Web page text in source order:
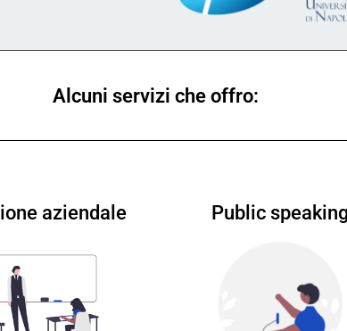
Alcuni servizi che offro:
aziendale Public